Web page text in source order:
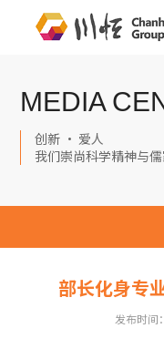
MEDIA
创新 · 爱人
我们崇尚科学精神与
部长化身专
发布时间